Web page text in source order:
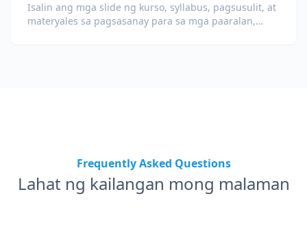
Isalin ang mga slide ng kurso, syllabus, pagsusulit, at
materyales sa pagsasanay para sa mga paaralan,
Frequently Asked Questions
Lahat ng kailangan mong malaman